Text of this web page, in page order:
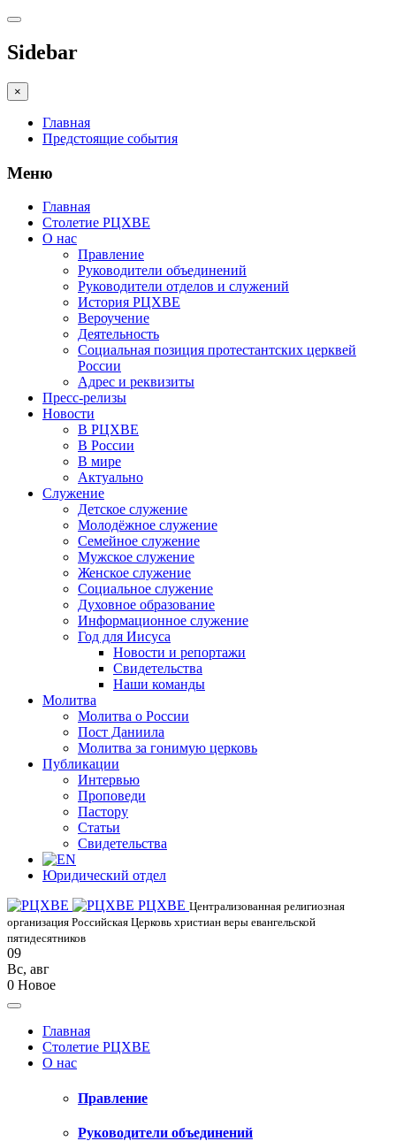
Sidebar
×
Главная
Предстоящие события
Меню
Главная
Столетие РЦХВЕ
О нас
Правление
Руководители объединений
Руководители отделов и служений
История РЦХВЕ
Вероучение
Деятельность
Социальная позиция протестантских церквей
России
Адрес и реквизиты
Пресс-релизы
Новости
В РЦХВЕ
В России
В мире
Актуально
Служение
Детское служение
Молодёжное служение
Семейное служение
Мужское служение
Женское служение
Социальное служение
Духовное образование
Информационное служение
Год для Иисуса
Новости и репортажи
Свидетельства
Наши команды
Молитва
Молитва о России
Пост Даниила
Молитва за гонимую церковь
Публикации
Интервью
Проповеди
Пастору
Статьи
Свидетельства
Юридический отдел
РЦХВЕ Централизованная религиозная
организация Российская Церковь христиан веры евангельской
пятидесятников
09
Вс, авг
0 Новое
Главная
Столетие РЦХВЕ
О нас
Правление
Руководители объединений